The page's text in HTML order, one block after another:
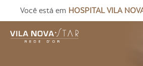
Você está em HOSPITAL VILA